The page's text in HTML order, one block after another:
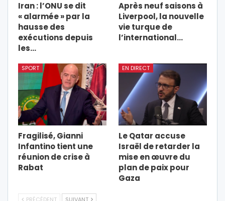
Iran : l’ONU se dit
« alarmée » par la
hausse des
exécutions depuis
les…
Après neuf saisons à
Liverpool, la nouvelle
vie turque de
l’international…
SPORT
Fragilisé, Gianni
Infantino tient une
réunion de crise à
Rabat
EN DIRECT
Le Qatar accuse
Israël de retarder la
mise en œuvre du
plan de paix pour
Gaza